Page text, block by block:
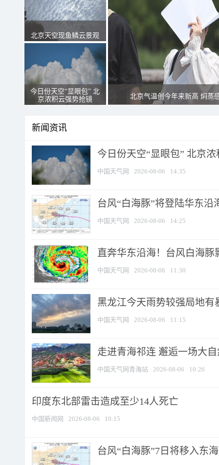
北京天空现鱼鳞云景观
今日份天空“显眼包” 北
京浓积云强势抢镜
北京气温创今年来新高 焖蒸
新闻资讯
今日份天空“显眼包” 北京
中国天气网 2026-08-06 14:35
台风“白海豚”将登陆华东沿
中国天气网 2026-08-06 14:25
直奔华东沿海！台风白海豚
中国天气网 2026-08-06 11:30
黑龙江今天雨势较强局地有
中国天气网 2026-08-06 11:15
走进青海祁连 邂逅一场大
中国天气网青海站 2026-08-06 10:26
印度东北部雷击造成至少14人死亡
中国新闻网 2026-08-06 10:15
台风“白海豚”7日将移入东